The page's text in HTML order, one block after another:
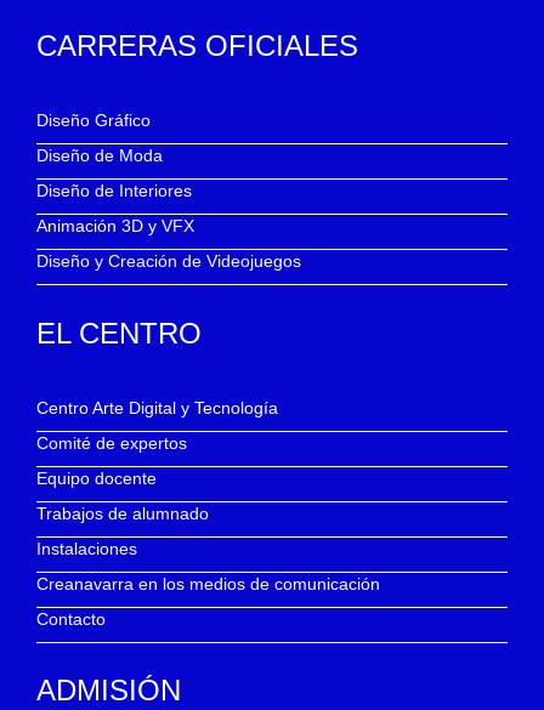
CARRERAS OFICIALES
Diseño Gráfico
Diseño de Moda
Diseño de Interiores
Animación 3D y VFX
Diseño y Creación de Videojuegos
EL CENTRO
Centro Arte Digital y Tecnología
Comité de expertos
Equipo docente
Trabajos de alumnado
Instalaciones
Creanavarra en los medios de comunicación
Contacto
ADMISIÓN